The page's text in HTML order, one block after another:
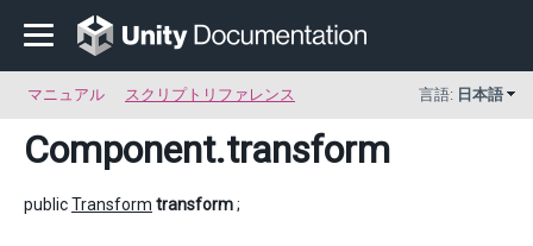
マニュアル スクリプトリファレンス 言語: 日本語
Component.transform
publicTransform transform;